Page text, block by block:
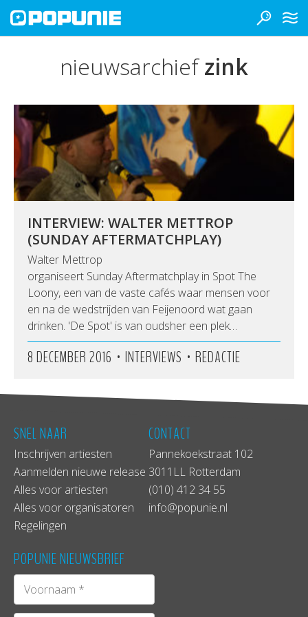
nieuwsarchiefzink
INTERVIEW: WALTER METTROP
(SUNDAY AFTERMATCHPLAY)
Walter Mettrop
organiseert Sunday Aftermatchplay in Spot The
Loony, een van de vaste cafés waar mensen voor
en na de wedstrijden van Feijenoord wat gaan
drinken. 'De Spot' is van oudsher een plek…
8 DECEMBER 2016 • INTERVIEWS • REDACTIE
SNEL NAAR
Inschrijven artiesten
Aanmelden nieuwe release
Alles voor artiesten
Alles voor organisatoren
Regelingen
CONTACT
Pannekoekstraat 102
3011LL Rotterdam
(010) 412 34 55
info@popunie.nl
POPUNIE NIEUWSBRIEF